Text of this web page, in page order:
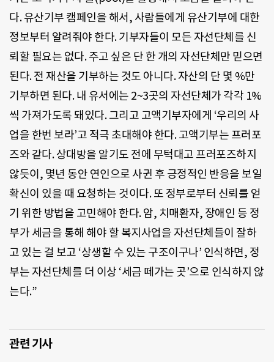
다. 유산기부 캠페인을 해서, 사람들에게 유산기부에 대한
정보부터 알려줘야 한다. 기부자들이 모든 자선단체를 신
뢰할 필요는 없다. 주고 싶은 단 한 개의 자선단체만 믿으면
된다. 전 재산을 기부하는 것도 아니다. 자산의 단 몇 %만
기부하면 된다. 내 유서에는 2~3곳의 자선단체가 각각 1%
씩 가져가도록 돼있다. 그리고 고액기부자에게 ‘우리의 사
업을 한번 보라’고 적극 초대해야 한다. 고액기부는 프러포
즈와 같다. 상대방을 알기도 전에 무턱대고 프러포즈하지
않듯이, 몇년 동안 연인으로 사귄 후 긍정적인 반응을 보일
확신이 있을 때 요청하는 것이다. 또 정부로부터 신뢰를 얻
기 위한 방법을 고민해야 한다. 암, 치매환자, 장애인 등 정
부가 세금을 통해 해야 할 복지사업을 자선단체들이 잘하
고 있는 걸 보고 ‘상생할 수 있는 구조이구나’ 인식하면, 정
부는 자선단체를 더 이상 ‘세금 떼가는 곳’으로 인식하지 않
는다.”
관련 기사